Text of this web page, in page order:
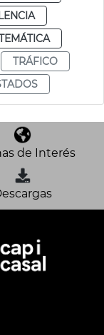
TRÁFICO
de Interés